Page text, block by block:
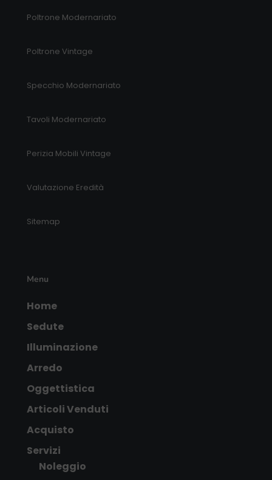
Poltrone Modernariato
Poltrone Vintage
Specchio Modernariato
Tavoli Modernariato
Perizia Mobili Vintage
Valutazione Eredità
Sitemap
Menu
Home
Sedute
Illuminazione
Arredo
Oggettistica
Articoli Venduti
Acquisto
Servizi
Noleggio